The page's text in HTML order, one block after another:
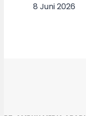
8 Juni 2026